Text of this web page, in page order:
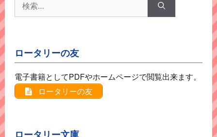
索:
ロータリーの友
電子書籍としてPDFやホームページで閲覧出来ます。
ロータリーの友